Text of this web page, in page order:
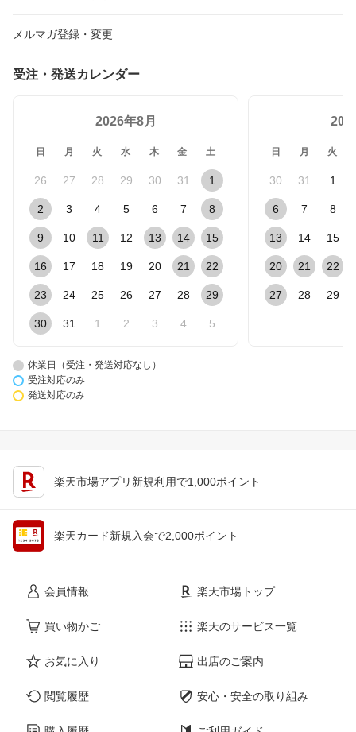
メルマガ登録・変更
受注・発送カレンダー
2026年8月
日 月 火 水 木 金 土
26 27 28 29 30 31 1
2 3 4 5 6 7 8
9 10 11 12 13 14 15
16 17 18 19 20 21 22
23 24 25 26 27 28 29
30 31 1 2 3 4 5
日 月 火
30 31 1
6 7 8
13 14 15
20 21 22
27 28 29
休業日（受注・発送対応なし）
受注対応のみ
発送対応のみ
楽天市場アプリ新規利用で1,000ポイント
楽天カード新規入会で2,000ポイント
会員情報
買い物かご
お気に入り
閲覧履歴
楽天市場トップ
楽天のサービス一覧
出店のご案内
安心・安全の取り組み